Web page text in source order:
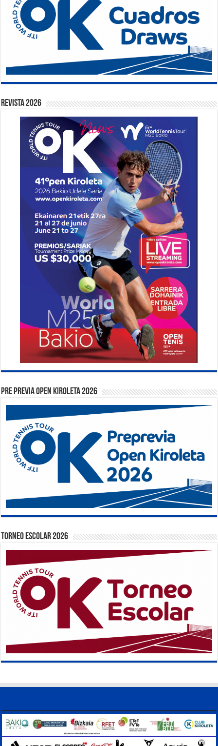
Revista 2026
PRE PREVIA OPEN KIROLETA 2026
TORNEO ESCOLAR 2026